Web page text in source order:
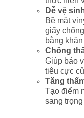
Dễ vệ
Bề mặt
giấy
bằng
Chống
Giúp bảo
tiêu cực
Tăng
Tạo điểm
sang